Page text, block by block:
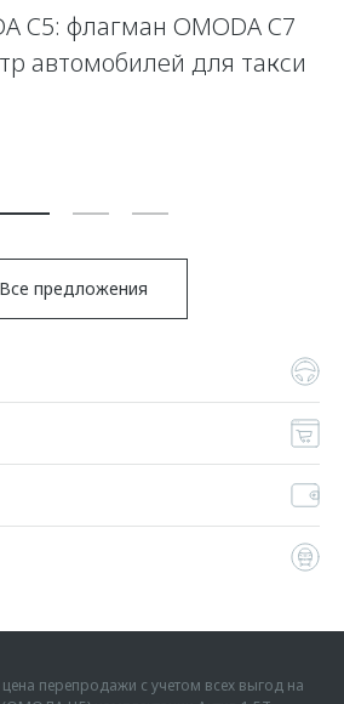
C5: флагман OMODA C7
автомобилей для такси
Все предложения
перепродажи с учетом всех выгод на